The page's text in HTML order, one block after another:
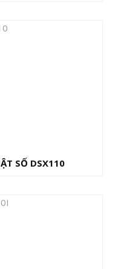
SỐ DSX110